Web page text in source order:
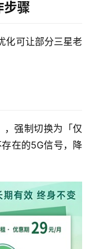
步骤
化可让部分三星老
强制切换为「仅
在的5G信号，降